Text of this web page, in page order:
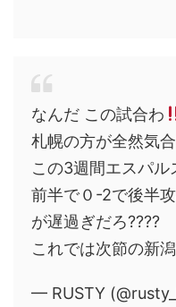
なんだ この試合わ
札幌の方が全然気
この3週間エスパ
前半で０-2で後半
が遅過ぎだろ????
これでは次節の新
— RUSTY